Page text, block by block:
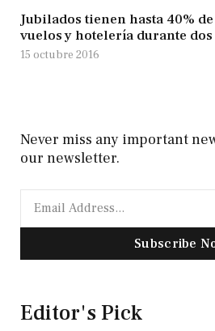
Jubilados tienen hasta 40%
vuelos y hotelería durante dos
15 octubre 2016
Never miss any important
our newsletter.
Subscribe
Editor's Pick